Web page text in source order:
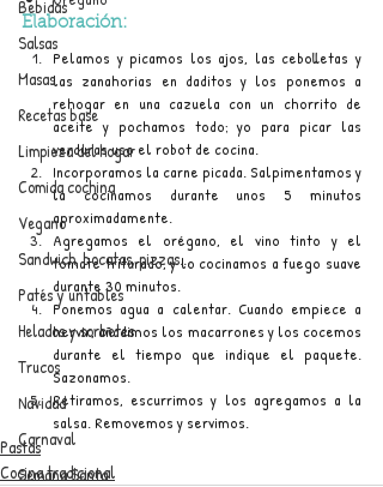
Bebidas
Salsas
Masas
Recetas base
Limpieza del hogar
Comida cochina
Vegano
Sandwich, bocatas, pizzas...
Patés y untables
Helados y sorbetes
Trucos
Navidad
Carnaval
Semana Santa
Elaboración:
Pelamos y picamos los ajos, las cebolletas y
las zanahorias en daditos y los ponemos a
rehogar en una cazuela con un chorrito de
aceite y pochamos todo; yo para picar las
verduras uso el robot de cocina.
Incorporamos la carne picada. Salpimentamos y
la cocinamos durante unos 5 minutos
aproximadamente.
Agregamos el orégano, el vino tinto y el
tomate triturado, y lo cocinamos a fuego suave
durante 30 minutos.
Ponemos agua a calentar. Cuando empiece a
hervir, añadimos los macarrones y los cocemos
durante el tiempo que indique el paquete.
Sazonamos.
Retiramos, escurrimos y los agregamos a la
salsa. Removemos y servimos.
Pastas
Cocina tradicional